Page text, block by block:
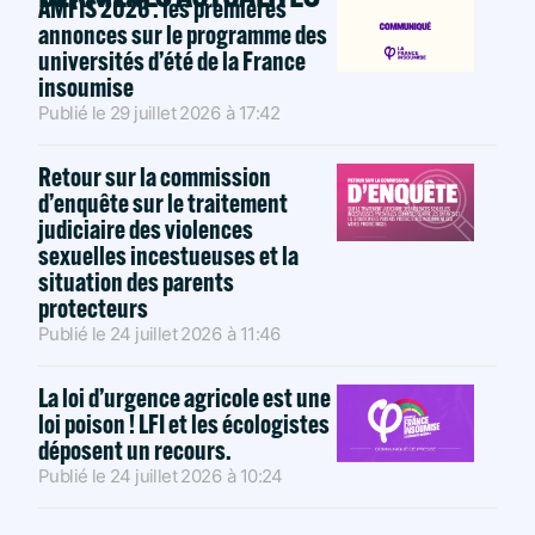
AMFIS 2026 : les premières
annonces sur le programme des
universités d’été de la France
insoumise
Publié le 29 juillet 2026 à 17:42
Retour sur la commission
d’enquête sur le traitement
judiciaire des violences
sexuelles incestueuses et la
situation des parents
protecteurs
Publié le 24 juillet 2026 à 11:46
La loi d’urgence agricole est une
loi poison ! LFI et les écologistes
déposent un recours.
Publié le 24 juillet 2026 à 10:24